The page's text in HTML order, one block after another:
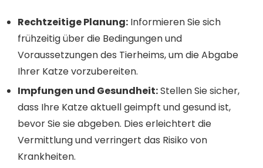
Rechtzeitige Planung: Informieren Sie sich
frühzeitig über die Bedingungen und
Voraussetzungen des Tierheims, um die Abgabe
Ihrer Katze vorzubereiten.
Impfungen und Gesundheit:Stellen Sie sicher,
dass Ihre Katze aktuell geimpft und gesund ist,
bevor Sie sie abgeben. Dies erleichtert die
Vermittlung und verringert das Risiko von
Krankheiten.